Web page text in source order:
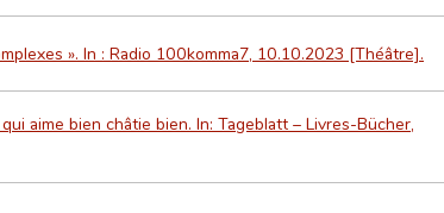
». In : Radio 100komma7, 10.10.2023 [Théâtre].
aime bien châtie bien. In: Tageblatt – Livres-Bücher,